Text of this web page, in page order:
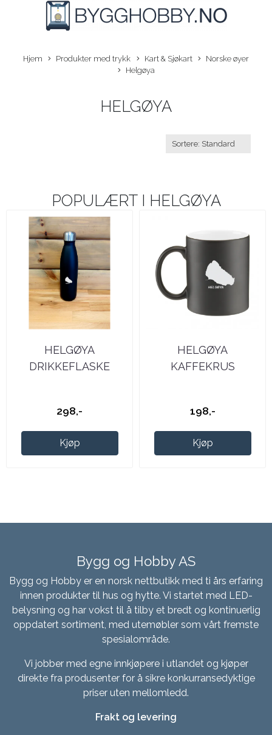
Hjem Produkter med trykk Kart & Sjøkart
Norske øyer
Helgøya
HELGØYA
POPULÆRT I HELGØYA
HELGØYA
DRIKKEFLASKE
298,-
Kjøp
HELGØYA
KAFFEKRUS
198,-
Kjøp
Bygg og Hobby AS
Bygg og Hobby er en norsk nettbutikk med ti års erfaring
innen produkter til hus og hytte. Vi startet med LED-
belysning og har vokst til å tilby et bredt og kontinuerlig
oppdatert sortiment, med utemøbler som vårt fremste
spesialområde.
Vi jobber med egne innkjøpere i utlandet og kjøper
direkte fra produsenter for å sikre konkurransedyktige
priser uten mellomledd.
Frakt og levering